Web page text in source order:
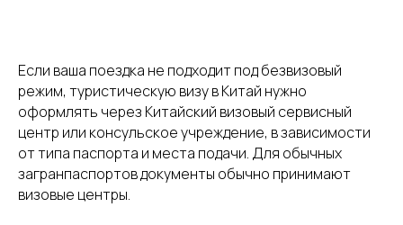
Если ваша поездка не подходит под безвизовый
режим, туристическую визу в Китай нужно
оформлять через Китайский визовый сервисный
центр или консульское учреждение, в зависимости
от типа паспорта и места подачи. Для обычных
загранпаспортов документы обычно принимают
визовые центры.